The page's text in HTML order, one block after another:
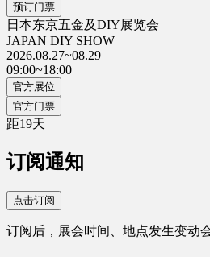
预订门票
日本东京五金及DIY展览会
JAPAN DIY SHOW
2026.08.27~08.29
09:00~18:00
官方展位
官方门票
距19天
订阅通知
点击订阅
订阅后，展会时间、地点发生变动